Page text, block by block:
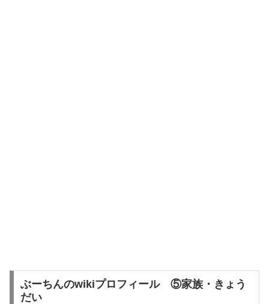
ぶーちんのwikiプロフィール ⑤家族・きょう
だい